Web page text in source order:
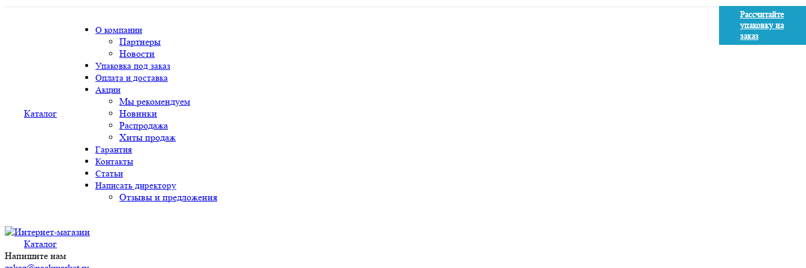
Каталог
О компании
Партнеры
Новости
Упаковка под заказ
Оплата и доставка
Акции
Мы рекомендуем
Новинки
Распродажа
Хиты продаж
Гарантия
Контакты
Статьи
Написать директору
Отзывы и предложения
Каталог
Напишите нам
Рассчитайте
упаковку на
заказ